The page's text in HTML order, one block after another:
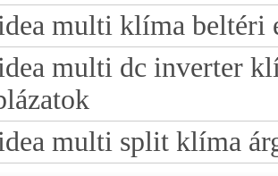
multi klíma beltéri
multi dc inverter
multi split klíma